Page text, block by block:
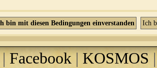
|Facebook | KOSMOS